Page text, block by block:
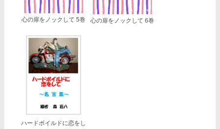
心の扉をノックして 5巻 心の扉をノックして 6巻
ハードボイルドに恋をし